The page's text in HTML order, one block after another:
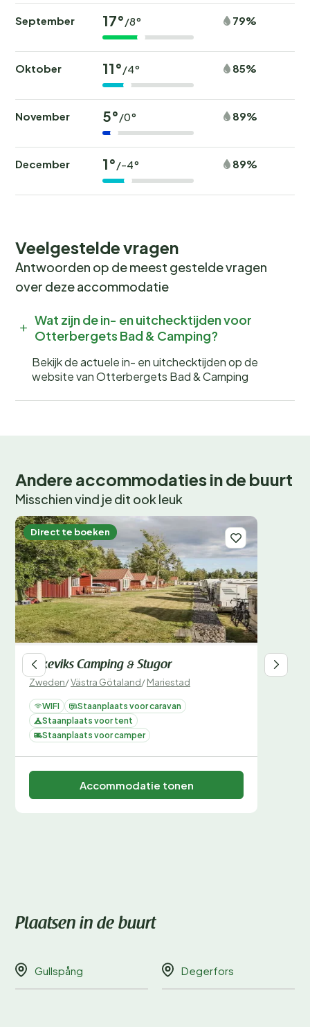
September 17°/8° 79%
Oktober 11°/4° 85%
November 5°/0° 89%
December 1°/-4° 89%
Veelgestelde vragen
Antwoorden op de meest gestelde vragen
over deze accommodatie
Wat zijn de in- en uitchecktijden voor
Otterbergets Bad & Camping?
Bekijk de actuele in- en uitchecktijden op de
website van Otterbergets Bad & Camping
Andere accommodaties in de buurt
Misschien vind je dit ook leuk
Direct te boeken
Askeviks Camping & Stugor
Zweden/Västra Götaland/Mariestad
WIFI
Staanplaats voor caravan
Staanplaats voor tent
Staanplaats voor camper
Accommodatie tonen
Plaatsen in de buurt
Gullspång Degerfors